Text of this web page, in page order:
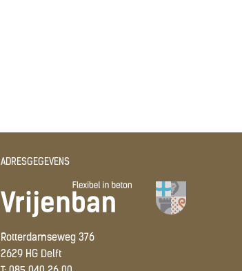
ADRESGEGEVENS
Rotterdamseweg 376
2629 HG Delft